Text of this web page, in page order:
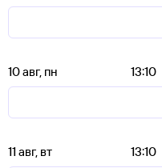
10 авг, пн 13:10
11 авг, вт 13:10